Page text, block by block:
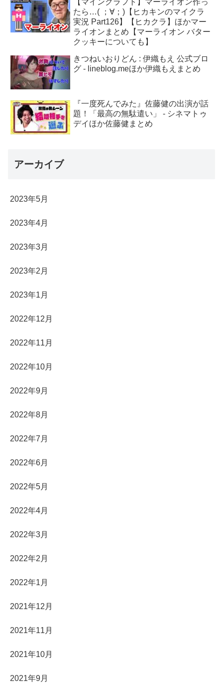
たら…( ；∀；)【ヒカキンのマイクラ
実況 Part126】【ヒカクラ】ほかマー
ライオンまとめ【マーライオン バター
クッキーについても】
きつねいおりどん : 伊織もえ 公式ブロ
グ - lineblog.meほか伊織もえまとめ
『一度死んでみた』佐藤健の出演が話
題！「最高の無駄遣い」 - シネマトゥ
デイほか佐藤健まとめ
アーカイブ
2023年5月
2023年4月
2023年3月
2023年2月
2023年1月
2022年12月
2022年11月
2022年10月
2022年9月
2022年8月
2022年7月
2022年6月
2022年5月
2022年4月
2022年3月
2022年2月
2022年1月
2021年12月
2021年11月
2021年10月
2021年9月